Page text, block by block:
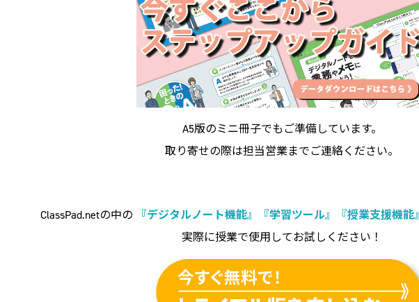
A5版のミニ冊子でもご準備しています。
取り寄せの際は担当営業までご連絡ください。
ClassPad.netの中の 『デジタルノート機能』『学習ツール』『授業支援機能』
実際に授業で使用してお試しください！